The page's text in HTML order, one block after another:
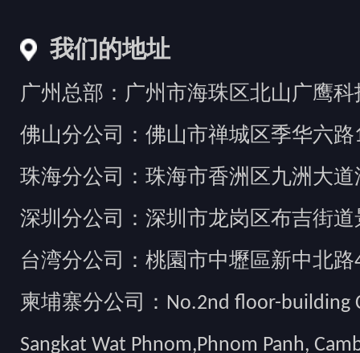
我们的地址
广州总部：广州市海珠区北山广鹰科
佛山分公司：佛山市禅城区季华六路
珠海分公司：珠海市香洲区九洲大道
深圳分公司：深圳市龙岗区布吉街
台湾分公司：桃園市中壢區新中北路
柬埔寨分公司：No.2nd floor-building
Sangkat Wat Phnom,Phnom Panh,